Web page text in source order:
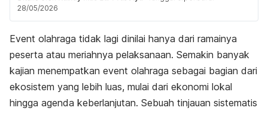
28/05/2026
Event olahraga tidak lagi dinilai hanya dari ramainya
peserta atau meriahnya pelaksanaan. Semakin banyak
kajian menempatkan event olahraga sebagai bagian dari
ekosistem yang lebih luas, mulai dari ekonomi lokal
hingga agenda keberlanjutan. Sebuah tinjauan sistematis